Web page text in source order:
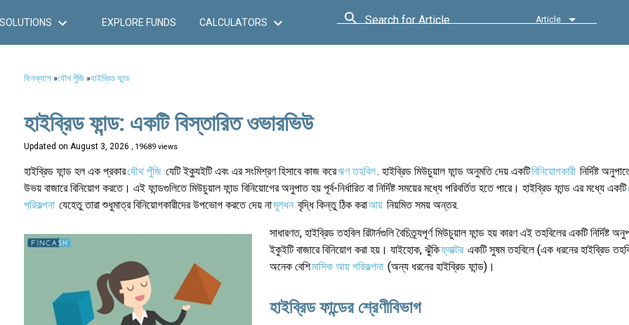
SOLUTIONS EXPLORE FUNDS CALCULATORS Search for Article Article
ফিনক্যাশ»যৌথ পুঁজি»হাইব্রিড ফান্ড
হাইব্রিড ফান্ড: একটি বিস্তারিত ওভারভিউ
Updated on August 3, 2026 , 19689 views
হাইব্রিড ফান্ড হল এক প্রকারযৌথ পুঁজি যেটি ইক্যুইটি এবং এর সংমিশ্রণ হিসাবে কাজ করেঋণ তহবিল. হাইব্রিড মিউচুয়াল ফান্ড অনুমতি দেয় একটিবিনিয়োগকারী নির্দিষ্ট
উভয় বাজারে বিনিয়োগ করতে। এই ফান্ডগুলিতে মিউচুয়াল ফান্ড বিনিয়োগের অনুপাত হয় পূর্ব-নির্ধারিত বা নির্দিষ্ট সময়ের মধ্যে পরিবর্তিত হতে পারে। হাইব্রিড ফান্ড এর মধ্যে একটি
পরিকল্পনা যেহেতু তারা শুধুমাত্র বিনিয়োগকারীদের উপভোগ করতে দেয় নামূলধন বৃদ্ধি কিন্তু ঠিক করাআয় নিয়মিত সময় অন্তর.
সাধারণত, হাইব্রিড তহবিল রিটার্নগুলি বৈচিত্র্যপূর্ণ মিউচুয়াল ফান্ড হয় কারণ এই তহবিলের একটি নির্দিষ্ট
ইকুইটি বাজারে বিনিয়োগ করা হয়। যাইহোক, ঝুঁকিফ্যাক্টর একটি সুষম তহবিলে (এক ধরনের হাইব্রিড
অনেক বেশিমাসিক আয় পরিকল্পনা (অন্য ধরনের হাইব্রিড ফান্ড)।
হাইব্রিড ফান্ডের শ্রেণীবিভাগ